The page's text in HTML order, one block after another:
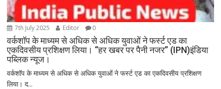
7th July 2025 Editor 0
वर्कशॉप के माध्यम से अधिक से अधिक युवाओं ने फर्स्ट एड का
एकदिवसीय प्रशिक्षण लिया। “हर खबर पर पैनी नजर” (IPN)इंडिया
पब्लिक न्यूज।
वर्कशॉप के माध्यम से अधिक से अधिक युवाओं ने फर्स्ट एड का एकदिवसीय प्रशिक्षण
लिया। द...